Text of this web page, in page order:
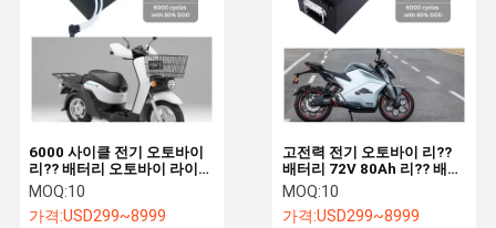
고전력 전기 오토바이 리??
배터리 72V 80Ah 리?? 배터
리 장거리
MOQ:10
가격:USD299~8999
6000 사이클 전기 오토바이
리?? 배터리 오토바이 라이프
포4 배터리 48v30ah
MOQ:10
가격:USD299~8999